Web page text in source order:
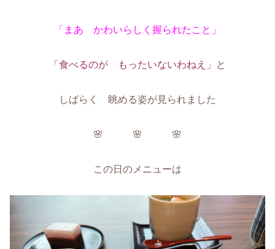
「まあ かわいらしく握られたこと」
「食べるのが もったいないわねえ」 と
しばらく 眺める姿が見られました
🌸 🌸 🌸
この日のメニューは